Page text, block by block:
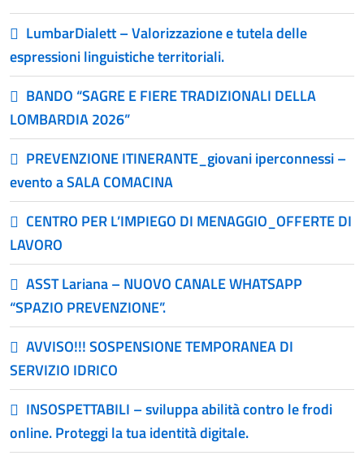
LumbarDialett – Valorizzazione e tutela delle
espressioni linguistiche territoriali.
BANDO “SAGRE E FIERE TRADIZIONALI DELLA
LOMBARDIA 2026”
PREVENZIONE ITINERANTE_giovani iperconnessi –
evento a SALA COMACINA
CENTRO PER L’IMPIEGO DI MENAGGIO_OFFERTE DI
LAVORO
ASST Lariana – NUOVO CANALE WHATSAPP
“SPAZIO PREVENZIONE”.
AVVISO!!! SOSPENSIONE TEMPORANEA DI
SERVIZIO IDRICO
INSOSPETTABILI – sviluppa abilità contro le frodi
online. Proteggi la tua identità digitale.